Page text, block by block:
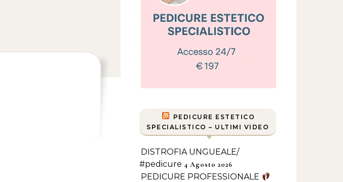
PEDICURE ESTETICO
SPECIALISTICO – ULTIMI VIDEO
DISTROFIA UNGUEALE/
#pedicure 4 Agosto 2026
PEDICURE PROFESSIONALE